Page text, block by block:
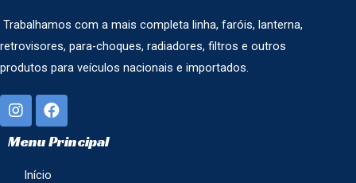
Trabalhamos com a mais completa linha, faróis, lanterna,
retrovisores, para-choques, radiadores, filtros e outros
produtos para veículos nacionais e importados.
Menu Principal
Início